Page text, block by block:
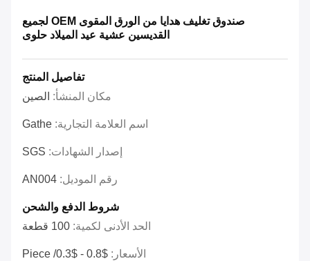
صندوق تغليف هدايا من الورق المقوى OEM لجميع
القديسين عشية عيد الميلاد حلوى
تفاصيل المنتج
مكان المنشأ: الصين
اسم العلامة التجارية: Gathe
إصدار الشهادات: SGS
رقم الموديل: AN004
شروط الدفع والشحن
الحد الأدنى لكمية: 100 قطعة
الأسعار: $0.8 - $0.3/ Piece